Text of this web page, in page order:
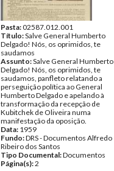
Pasta:02587.012.001
Título:Salve General Humberto
Delgado! Nós, os oprimidos, te
saudamos
Assunto:Salve General Humberto
Delgado! Nós, os oprimidos, te
saudamos, panfleto relatando a
perseguição política ao General
Humberto Delgado e apelando à
transformação da recepção de
Kubitchek de Oliveira numa
manifestação da oposição.
Data: 1959
Fundo:DRS - Documentos Alfredo
Ribeiro dos Santos
Tipo Documental:Documentos
Página(s):2